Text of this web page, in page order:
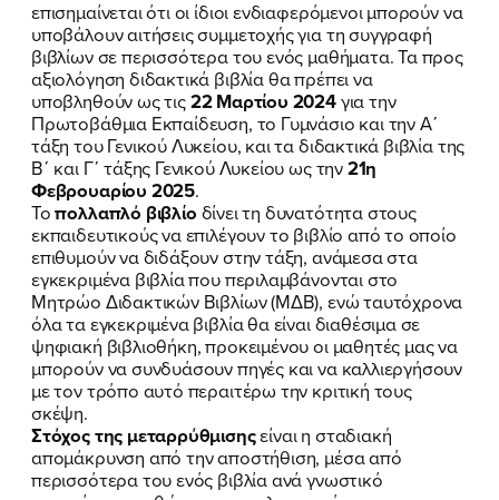
ΠΟΙΑ ΕΙΜΑΙ
ΕΡΓΟ
ΕΚΔΗΛΩΣΕΙΣ
ΝΕΑ
ΕΛΑ ΚΙ ΕΣΥ
FB IN TW YT LN VB TIKTOK
επισημαίνεται ότι οι ίδιοι ενδιαφερόμενοι μπορούν να
υποβάλουν αιτήσεις συμμετοχής για τη συγγραφή
βιβλίων σε περισσότερα του ενός μαθήματα. Τα προς
αξιολόγηση διδακτικά βιβλία θα πρέπει να
υποβληθούν ως τις22 Μαρτίου 2024για την
Πρωτοβάθμια Εκπαίδευση, το Γυμνάσιο και την Α΄
τάξη του Γενικού Λυκείου, και τα διδακτικά βιβλία της
Β΄ και Γ΄ τάξης Γενικού Λυκείου ως την21η
Φεβρουαρίου 2025.
Τοπολλαπλό βιβλίο δίνει τη δυνατότητα στους
εκπαιδευτικούς να επιλέγουν το βιβλίο από το οποίο
επιθυμούν να διδάξουν στην τάξη, ανάμεσα στα
εγκεκριμένα βιβλία που περιλαμβάνονται στο
Μητρώο Διδακτικών Βιβλίων (ΜΔΒ), ενώ ταυτόχρονα
όλα τα εγκεκριμένα βιβλία θα είναι διαθέσιμα σε
ψηφιακή βιβλιοθήκη, προκειμένου οι μαθητές μας να
μπορούν να συνδυάσουν πηγές και να καλλιεργήσουν
με τον τρόπο αυτό περαιτέρω την κριτική τους
σκέψη.
Στόχος της μεταρρύθμισηςείναι η σταδιακή
απομάκρυνση από την αποστήθιση, μέσα από
περισσότερα του ενός βιβλία ανά γνωστικό